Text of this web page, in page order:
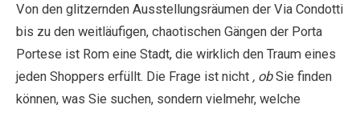
Von den glitzernden Ausstellungsräumen der Via Condotti
bis zu den weitläufigen, chaotischen Gängen der Porta
Portese ist Rom eine Stadt, die wirklich den Traum eines
jeden Shoppers erfüllt. Die Frage ist nicht , obSie finden
können, was Sie suchen, sondern vielmehr, welche